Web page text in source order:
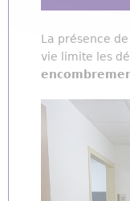
La présence
vie limite les